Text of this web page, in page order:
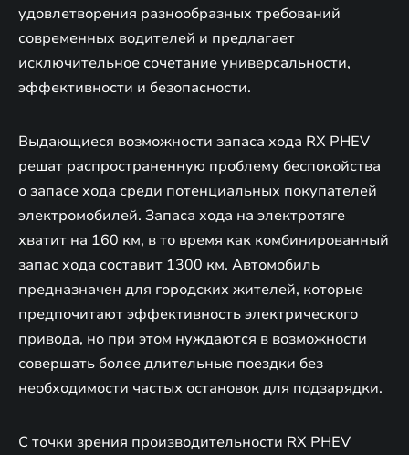
удовлетворения разнообразных требований
современных водителей и предлагает
исключительное сочетание универсальности,
эффективности и безопасности.
Выдающиеся возможности запаса хода RX PHEV
решат распространенную проблему беспокойства
о запасе хода среди потенциальных покупателей
электромобилей. Запаса хода на электротяге
хватит на 160 км, в то время как комбинированный
запас хода составит 1300 км. Автомобиль
предназначен для городских жителей, которые
предпочитают эффективность электрического
привода, но при этом нуждаются в возможности
совершать более длительные поездки без
необходимости частых остановок для подзарядки.
С точки зрения производительности RX PHEV